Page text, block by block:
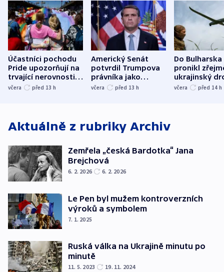
Účastníci pochodu
Pride upozorňují na
trvající nerovnosti i
společenskou
včera před 13 h
Americký Senát
potvrdil Trumpova
právníka jako
ministra
včera před 13 h
Do Bulharska
pronikl
ukrajinský
explodoval
včera před 14 h
Aktuálně z rubriky Archiv
Zemřela „česká Bardotka“ Jana
Brejchová
6. 2. 2026 6. 2. 2026
Le Pen byl mužem kontroverzních
výroků a symbolem
7. 1. 2025
Ruská válka na Ukrajině minutu po
minutě
11. 5. 2023 19. 11. 2024